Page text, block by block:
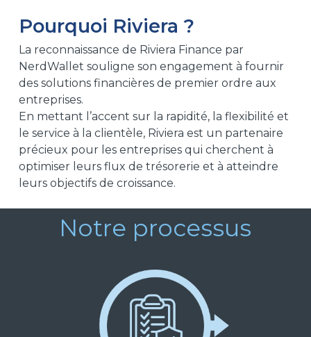
Pourquoi Riviera ?
La reconnaissance de Riviera Finance par
NerdWallet souligne son engagement à fournir
des solutions financières de premier ordre aux
entreprises.
En mettant l’accent sur la rapidité, la flexibilité et
le service à la clientèle, Riviera est un partenaire
précieux pour les entreprises qui cherchent à
optimiser leurs flux de trésorerie et à atteindre
leurs objectifs de croissance.
Notre processus